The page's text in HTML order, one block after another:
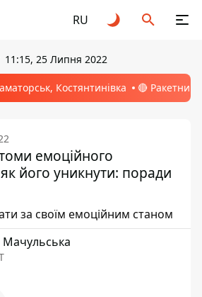
RU
11:15, 25 Липня 2022
Костянтинівка 🔴 Ракетний
емоційного
його уникнути: поради
за своїм емоційним станом
Мачульська